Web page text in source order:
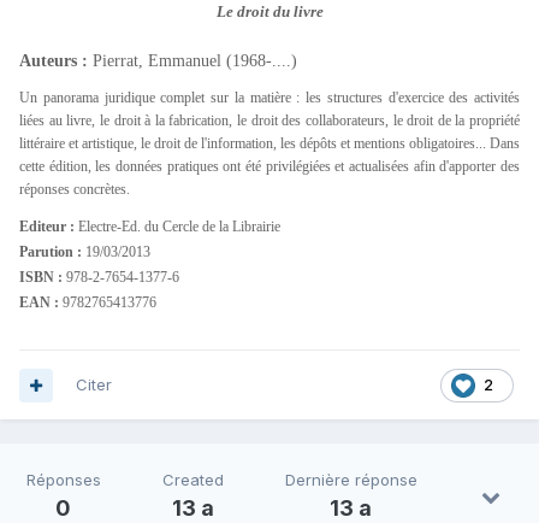
Le droit du livre
Auteurs : Pierrat, Emmanuel (1968-....)
Un panorama juridique complet sur la matière : les structures d'exercice des activités
liées au livre, le droit à la fabrication, le droit des collaborateurs, le droit de la propriété
littéraire et artistique, le droit de l'information, les dépôts et mentions obligatoires... Dans
cette édition, les données pratiques ont été privilégiées et actualisées afin d'apporter des
réponses concrètes.
Editeur : Electre-Ed. du Cercle de la Librairie
Parution : 19/03/2013
ISBN : 978-2-7654-1377-6
EAN : 9782765413776
2
Citer
Réponses
0
Created
13 a
Dernière réponse
13 a